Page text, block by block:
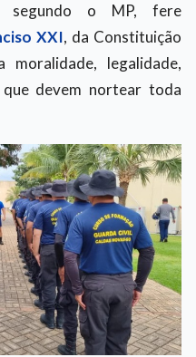
segundo o MP, fere
XXI, da Constituição
legalidade,
que devem nortear toda